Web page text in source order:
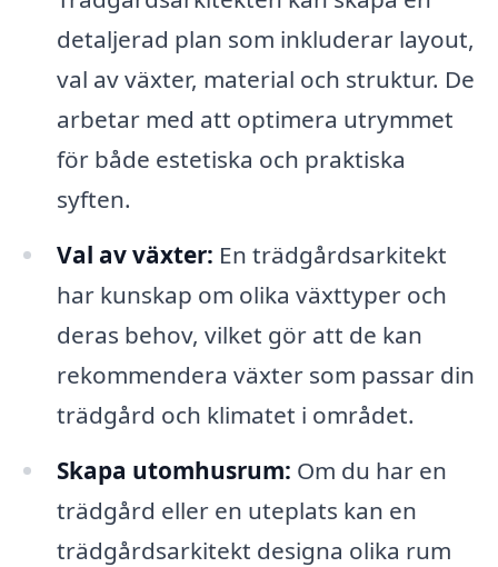
detaljerad plan som inkluderar layout,
val av växter, material och struktur. De
arbetar med att optimera utrymmet
för både estetiska och praktiska
syften.
Val av växter: En trädgårdsarkitekt
har kunskap om olika växttyper och
deras behov, vilket gör att de kan
rekommendera växter som passar din
trädgård och klimatet i området.
Skapa utomhusrum: Om du har en
trädgård eller en uteplats kan en
trädgårdsarkitekt designa olika rum